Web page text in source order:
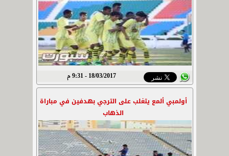
18/03/2017 - 9:31 م
أولمبي ألمع يتغلب على الترجي بهدفين في مباراة
الذهاب